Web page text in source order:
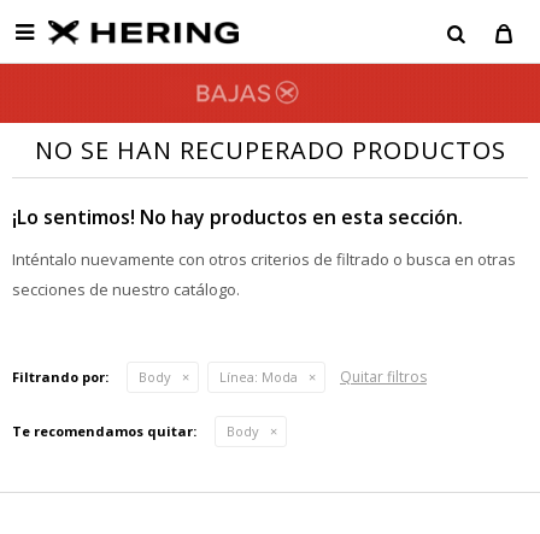

NO SE HAN RECUPERADO PRODUCTOS
¡Lo sentimos! No hay productos en esta sección.
Inténtalo nuevamente con otros criterios de filtrado o busca en otras
secciones de nuestro catálogo.
Filtrando por: Body Línea: Moda Quitar filtros
Te recomendamos quitar: Body